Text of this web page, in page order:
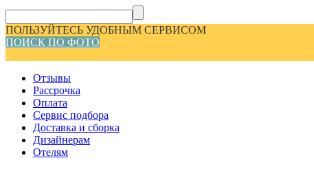
ПОЛЬЗУЙТЕСЬ УДОБНЫМ СЕРВИСОМ
ПОИСК ПО ФОТО
Отзывы
Рассрочка
Оплата
Сервис подбора
Доставка и сборка
Дизайнерам
Отелям